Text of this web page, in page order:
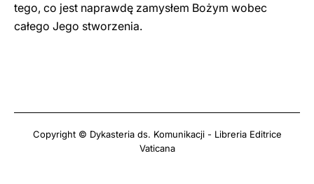
tego, co jest naprawdę zamysłem Bożym wobec
całego Jego stworzenia.
Copyright © Dykasteria ds. Komunikacji - Libreria Editrice
Vaticana